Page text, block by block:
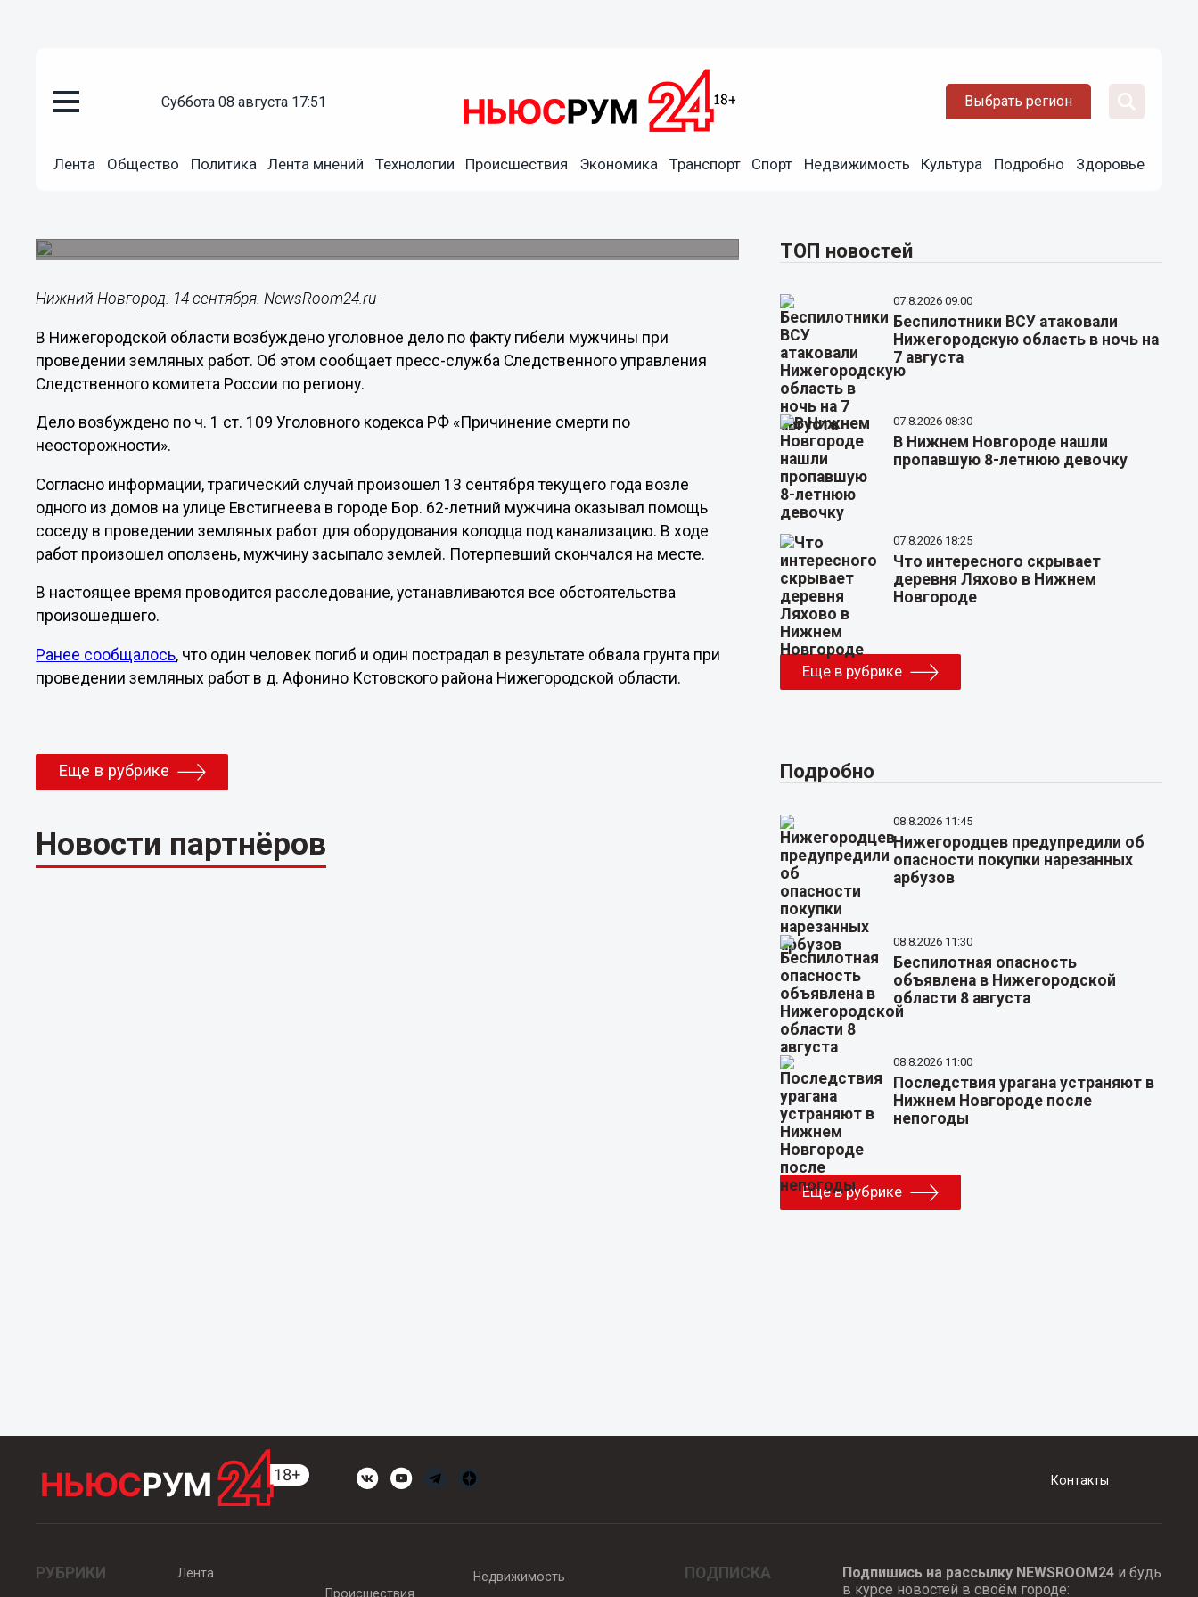
суббота 08 августа 17:51 Выбрать регион
Лента Общество Политика Лента мнений Технологии Происшествия Экономика Транспорт Спорт Недвижимость Культура Подробно Здоровье
Уголовное дело возбудили по факту гибели нижегородца
Нижний Новгород. 14 сентября. NewsRoom24.ru -
В Нижегородской области возбуждено уголовное дело по факту гибели мужчины при
проведении земляных работ. Об этом сообщает пресс-служба Следственного управления
Следственного комитета России по региону.
Дело возбуждено по ч. 1 ст. 109 Уголовного кодекса РФ «Причинение смерти по
неосторожности».
Согласно информации, трагический случай произошел 13 сентября текущего года возле
одного из домов на улице Евстигнеева в городе Бор. 62-летний мужчина оказывал помощь
соседу в проведении земляных работ для оборудования колодца под канализацию. В ходе
работ произошел оползень, мужчину засыпало землей. Потерпевший скончался на месте.
В настоящее время проводится расследование, устанавливаются все обстоятельства
произошедшего.
Ранее сообщалось, что один человек погиб и один пострадал в результате обвала грунта при
проведении земляных работ в д. Афонино Кстовского района Нижегородской области.
Еще в рубрике
Новости партнёров
ТОП новостей
07.8.2026 09:00
Беспилотники ВСУ атаковали
Нижегородскую область в ночь на
7 августа
07.8.2026 08:30
В Нижнем Новгороде нашли
пропавшую 8-летнюю девочку
07.8.2026 18:25
Что интересного скрывает
деревня Ляхово в Нижнем
Новгороде
Еще в рубрике
Подробно
08.8.2026 11:45
Нижегородцев предупредили об
опасности покупки нарезанных
арбузов
08.8.2026 11:30
Беспилотная опасность
объявлена в Нижегородской
области 8 августа
08.8.2026 11:00
Последствия урагана устраняют в
Нижнем Новгороде после
непогоды
Еще в рубрике
Контакты
РУБРИКИ
Лента
Происшествия
Недвижимость ПОДПИСКА Подпишись на рассылку NEWSROOM24и будь
в курсе новостей в своём городе: